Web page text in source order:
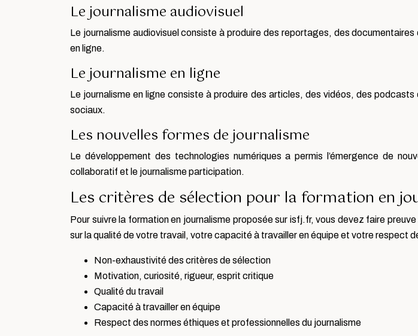
Le journalisme audiovisuel
Le journalisme audiovisuel consiste à produire des reportages, des
en ligne.
Le journalisme en ligne
Le journalisme en ligne consiste à produire des articles, des vidéos, des
sociaux.
Les nouvelles formes de journalisme
Le développement des technologies numériques a permis l’émergence de
collaboratif et le journalisme participation.
Les critères de sélection pour la formation en
Pour suivre la formation en journalisme proposée sur isfj.fr, vous devez faire
sur la qualité de votre travail, votre capacité à travailler en équipe et votre respect
Non-exhaustivité des critères de sélection
Motivation, curiosité, rigueur, esprit critique
Qualité du travail
Capacité à travailler en équipe
Respect des normes éthiques et professionnelles du journalisme